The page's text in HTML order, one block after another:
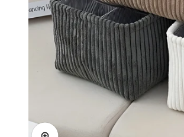
Bild vergrößern